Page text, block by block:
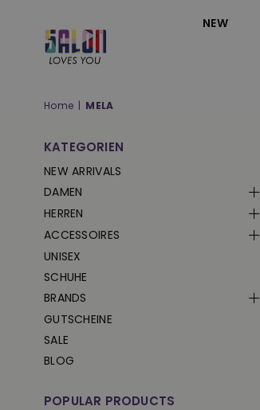
YOU
NEW
Home | MELA
KATEGORIEN
NEW ARRIVALS
DAMEN
HERREN
ACCESSOIRES
UNISEX
SCHUHE
BRANDS
GUTSCHEINE
SALE
BLOG
POPULAR PRODUCTS